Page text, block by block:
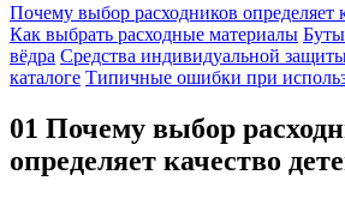
Почему выбор расходников определяет
Как выбрать расходные материалы
вёдра Средства индивидуальной
каталоге Типичные ошибки при
01 Почему выбор
определяет качество